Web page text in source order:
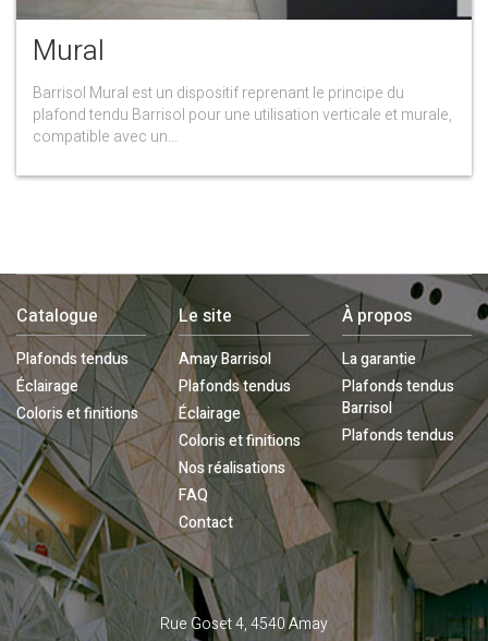
Mural
Barrisol Mural est un dispositif reprenant le principe du
plafond tendu Barrisol pour une utilisation verticale et murale,
compatible avec un...
Catalogue
Plafonds tendus
Éclairage
Coloris et finitions
Le site
Amay Barrisol
Plafonds tendus
Éclairage
Coloris et finitions
Nos réalisations
FAQ
Contact
À propos
La garantie
Plafonds tendus
Barrisol
Plafonds tendus
Contactez- Rue Goset 4, 4540 Amay